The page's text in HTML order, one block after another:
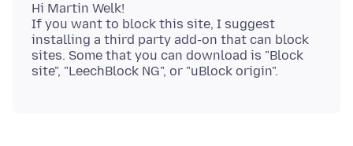
Hi Martin Welk!
If you want to block this site, I suggest
installing a third party add-on that can block
sites. Some that you can download is "Block